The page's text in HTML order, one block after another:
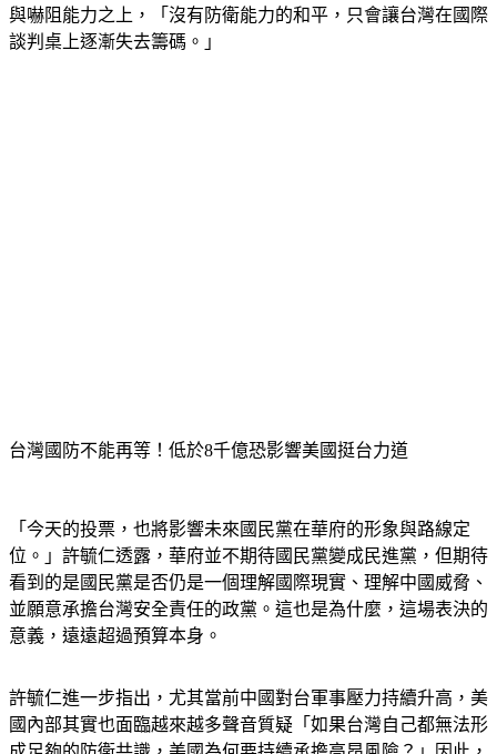
真正的和平從來不是單方面的善意，而是建立在實力、可信度
與嚇阻能力之上，「沒有防衛能力的和平，只會讓台灣在國際
「今天的投票，也將影響未來國民黨在華府的形象與路線定
位。」許毓仁透露，華府並不期待國民黨變成民進黨，但期待
看到的是國民黨是否仍是一個理解國際現實、理解中國威脅、
並願意承擔台灣安全責任的政黨。這也是為什麼，這場表決的
許毓仁進一步指出，尤其當前中國對台軍事壓力持續升高，美